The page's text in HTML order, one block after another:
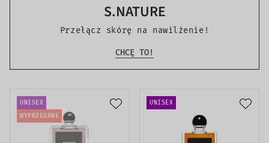
S.NATURE
Przełącz skórę na nawilżenie!
CHCĘ TO!
UNISEX
WYPRZEDANE
UNISEX